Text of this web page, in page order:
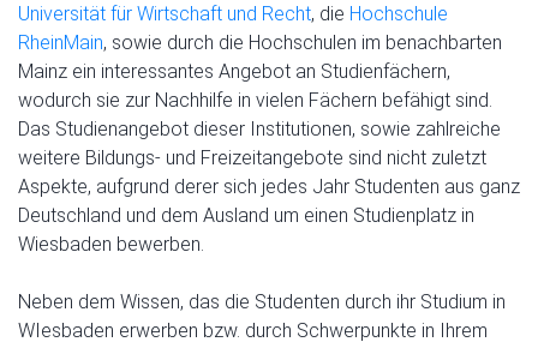
Universität für Wirtschaft und Recht, die Hochschule
RheinMain, sowie durch die Hochschulen im benachbarten
Mainz ein interessantes Angebot an Studienfächern,
wodurch sie zur Nachhilfe in vielen Fächern befähigt sind.
Das Studienangebot dieser Institutionen, sowie zahlreiche
weitere Bildungs- und Freizeitangebote sind nicht zuletzt
Aspekte, aufgrund derer sich jedes Jahr Studenten aus ganz
Deutschland und dem Ausland um einen Studienplatz in
Wiesbaden bewerben.
Neben dem Wissen, das die Studenten durch ihr Studium in
WIesbaden erwerben bzw. durch Schwerpunkte in Ihrem